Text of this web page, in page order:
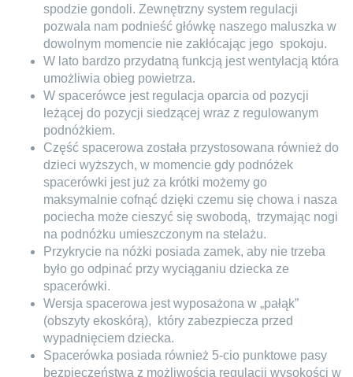
spodzie gondoli. Zewnętrzny system regulacji
pozwala nam podnieść główkę naszego maluszka w
dowolnym momencie nie zakłócając jego spokoju.
W lato bardzo przydatną funkcją jest wentylacją która
umożliwia obieg powietrza.
W spacerówce jest regulacja oparcia od pozycji
leżącej do pozycji siedzącej wraz z regulowanym
podnóżkiem.
Część spacerowa została przystosowana również do
dzieci wyższych, w momencie gdy podnóżek
spacerówki jest już za krótki możemy go
maksymalnie cofnąć dzięki czemu się chowa i nasza
pociecha może cieszyć się swobodą, trzymając nogi
na podnóżku umieszczonym na stelażu.
Przykrycie na nóżki posiada zamek, aby nie trzeba
było go odpinać przy wyciąganiu dziecka ze
spacerówki.
Wersja spacerowa jest wyposażona w „pałąk”
(obszyty ekoskórą),
który zabezpiecza przed
wypadnięciem dziecka.
Spacerówka posiada również 5-cio punktowe pasy
bezpieczeństwa z możliwością regulacji wysokości w